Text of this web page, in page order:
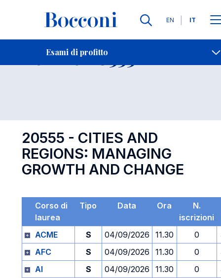
Lingue
EN IT
Esami di profitto
Contatti
Esame 20555 Open
20555 - CITIES AND
REGIONS: MANAGING
GROWTH AND CHANGE
Corso di
laurea
Tipo Data Ora
N.
iscrizioni
ACME
S 04/09/2026 11.30 0
AFC
S 04/09/2026 11.30 0
AI
S 04/09/2026 11.30 0